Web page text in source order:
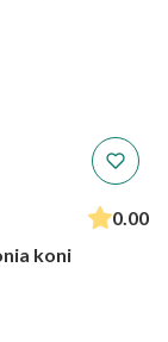
0.00
koni